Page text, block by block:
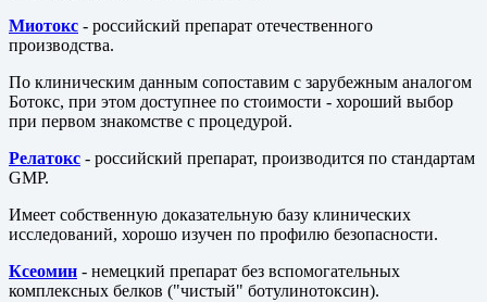
Миотокс - российский препарат отечественного
производства.
По клиническим данным сопоставим с зарубежным аналогом
Ботокс, при этом доступнее по стоимости - хороший выбор
при первом знакомстве с процедурой.
Релатокс - российский препарат, производится по стандартам
GMP.
Имеет собственную доказательную базу клинических
исследований, хорошо изучен по профилю безопасности.
Ксеомин - немецкий препарат без вспомогательных
комплексных белков ("чистый" ботулинотоксин).